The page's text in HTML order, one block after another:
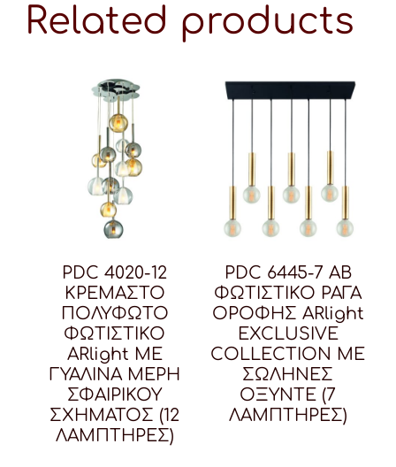
Related products
PDC 4020-12
ΚΡΕΜΑΣΤΟ
ΠΟΛΥΦΩΤΟ
ΦΩΤΙΣΤΙΚΟ
ARlight ΜΕ
ΓΥΑΛΙΝΑ ΜΕΡΗ
ΣΦΑΙΡΙΚΟΥ
ΣΧΗΜΑΤΟΣ (12
ΛΑΜΠΤΗΡΕΣ)
PDC 6445-7 AB
ΦΩΤΙΣΤΙΚΟ ΡΑΓΑ
ΟΡΟΦΗΣ ARlight
ΕXCLUSIVE
COLLECTION ME
ΣΩΛΗΝΕΣ
ΟΞΥΝΤΕ (7
ΛΑΜΠΤΗΡΕΣ)